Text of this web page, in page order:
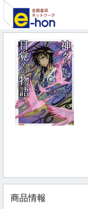
商品情報